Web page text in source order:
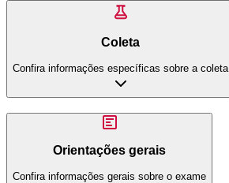
Coleta
Confira informações específicas sobre a coleta
Orientações gerais
Confira informações gerais sobre o exame